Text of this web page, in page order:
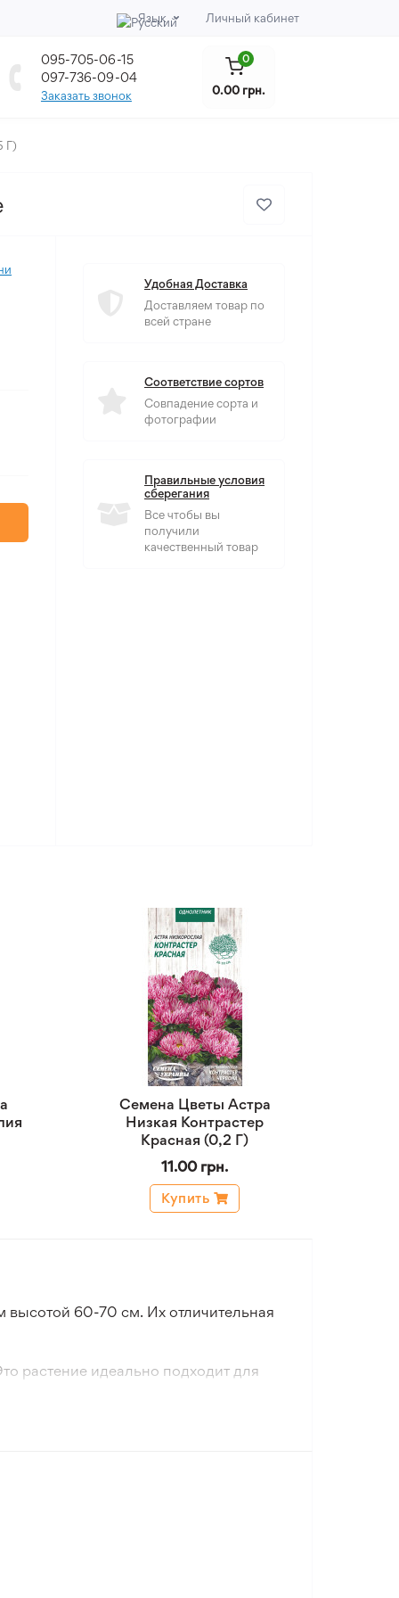
Язык Личный кабинет
095-705-06-15
097-736-09-04
Заказать звонок
0
0.00 грн.
Г)
Удобная Доставка
Доставляем товар по
всей стране
Соответствие сортов
Совпадение сорта и
фотографии
Правильные условия
сберегания
Все чтобы вы
получили
качественный товар
Семена Цветы Астра
Низкая Контрастер
Красная (0,2 Г)
11.00 грн.
Купить
60-70 см. Их отличительная
растение идеально подходит для